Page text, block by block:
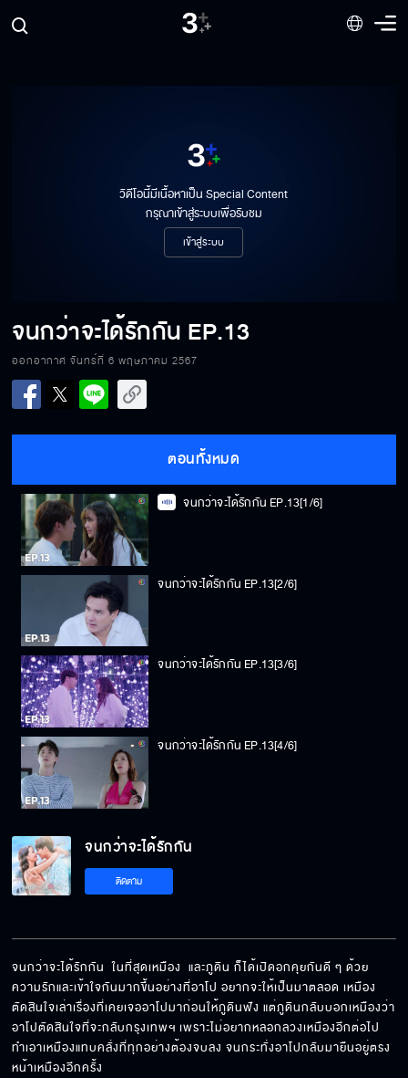
วิดีโอนี้มีเนื้อหาเป็น Special Content
กรุณาเข้าสู่ระบบเพื่อรับชม
เข้าสู่ระบบ
จนกว่าจะได้รักกัน EP.13
ออกอากาศ จันทร์ที่ 6 พฤษภาคม 2567
ตอนทั้งหมด
จนกว่าจะได้รักกัน EP.13[1/6]
จนกว่าจะได้รักกัน EP.13[2/6]
จนกว่าจะได้รักกัน EP.13[3/6]
จนกว่าจะได้รักกัน EP.13[4/6]
จนกว่าจะได้รักกัน
ติดตาม
จนกว่าจะได้รักกัน  ในที่สุดเหมือง  และภูดิน ก็ได้เปิดอกคุยกันดี ๆ ด้วย
ความรักและเข้าใจกันมากขึ้นอย่างที่อาโป อยากจะให้เป็นมาตลอด เหมือง
ตัดสินใจเล่าเรื่องที่เคยเจออาโปมาก่อนให้ภูดินฟัง แต่ภูดินกลับบอกเหมืองว่า
อาโปตัดสินใจที่จะกลับกรุงเทพฯ เพราะไม่อยากหลอกลวงเหมืองอีกต่อไป
ทำเอาเหมืองแทบคลั่งที่ทุกอย่างต้องจบลง จนกระทั่งอาโปกลับมายืนอยู่ตรง
หน้าเหมืองอีกครั้ง